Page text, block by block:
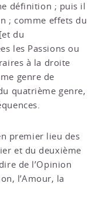
définition ; puis il
; comme effets du
du
les Passions ou
à la droite
genre de
quatrième genre,
premier lieu des
et du deuxième
de l’Opinion
l’Amour, la